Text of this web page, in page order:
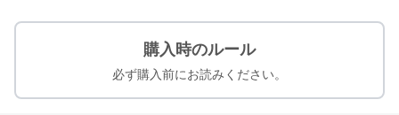
購入時のルール
必ず購入前にお読みください。